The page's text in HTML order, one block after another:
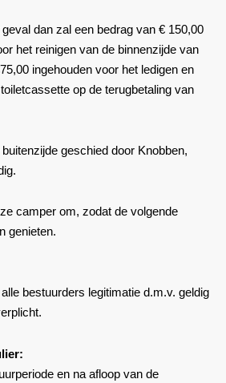
dan zal een bedrag van € 150,00
het reinigen van de binnenzijde van
ingehouden voor het ledigen en
op de terugbetaling van
geschied door Knobben,
camper om, zodat de volgende
genieten.
bestuurders legitimatie d.m.v. geldig
en na afloop van de